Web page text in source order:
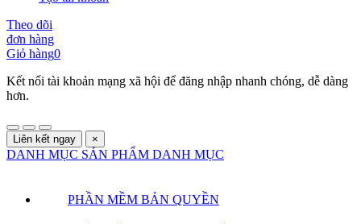
Theo dõi
đơn hàng
Giỏ hàng0
Kết nối tài khoản mạng xã hội để đăng nhập nhanh chóng, dễ dàng
hơn.
Liên kết ngay ×
DANH MỤC SẢN PHẨM DANH MỤC
PHẦN MỀM BẢN QUYỀN